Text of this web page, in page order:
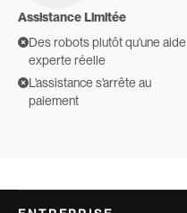
Assistance Limitée
Des robots plutôt qu'une aide
experte réelle
L'assistance s'arrête au
paiement